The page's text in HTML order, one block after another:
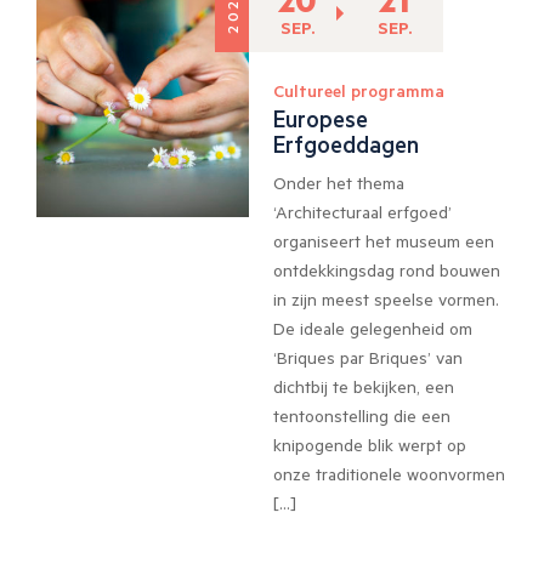
2025 SEP. SEP.
Cultureel programma
Europese
Erfgoeddagen
Onder het thema
‘Architecturaal erfgoed’
organiseert het museum een
ontdekkingsdag rond bouwen
in zijn meest speelse vormen.
De ideale gelegenheid om
‘Briques par Briques’ van
dichtbij te bekijken, een
tentoonstelling die een
knipogende blik werpt op
onze traditionele woonvormen
[…]